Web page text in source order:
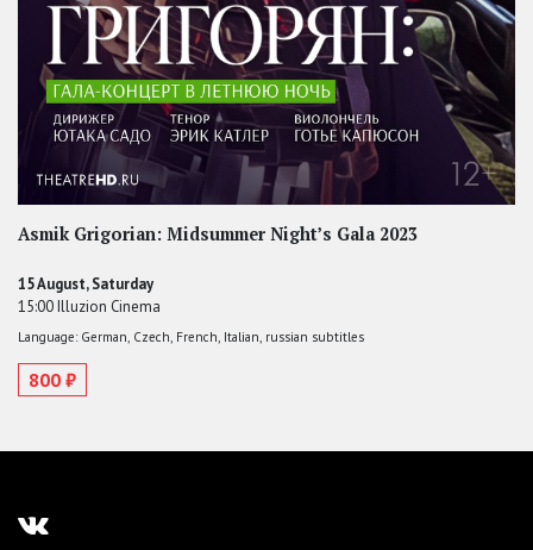
Asmik Grigorian: Midsummer Night’s Gala 2023
15 August, Saturday
15:00 Illuzion Cinema
Language: German, Czech, French, Italian, russian subtitles
800 ₽